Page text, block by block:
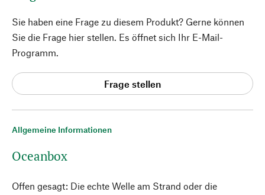
Allgemeine Informationen
Oceanbox
Offen gesagt: Die echte Welle am Strand oder die
Sie haben eine Frage zu diesem Produkt? Gerne können
Sie die Frage hier stellen. Es öffnet sich Ihr E-Mail-
Programm.
Frage stellen